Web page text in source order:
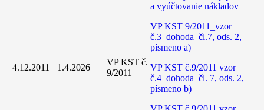
4.12.2011 1.4.2026
VP KST č.
9/2011
a vyúčtovanie nákladov
VP KST 9/2011_vzor
č.3_dohoda_čl.7, ods. 2,
písmeno a)
VP KST č.9/2011 vzor
č.4_dohoda_čl. 7, ods. 2,
písmeno b)